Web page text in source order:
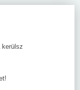
kerülsz